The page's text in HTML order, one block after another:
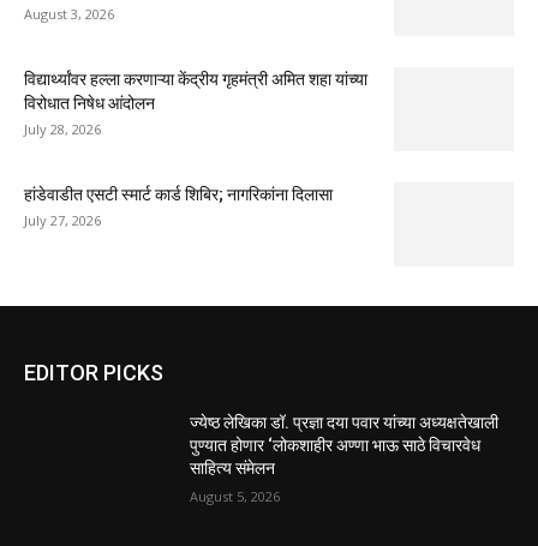
August 3, 2026
विद्यार्थ्यांवर हल्ला करणाऱ्या केंद्रीय गृहमंत्री अमित शहा यांच्या
विरोधात निषेध आंदोलन
July 28, 2026
हांडेवाडीत एसटी स्मार्ट कार्ड शिबिर; नागरिकांना दिलासा
July 27, 2026
EDITOR PICKS
ज्येष्ठ लेखिका डॉ. प्रज्ञा दया पवार यांच्या अध्यक्षतेखाली
पुण्यात होणार ‘लोकशाहीर अण्णा भाऊ साठे विचारवेध
साहित्य संमेलन
August 5, 2026